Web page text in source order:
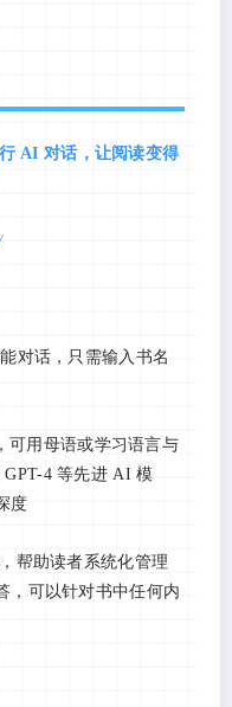
AI 对话，让阅读变得
对话，只需输入书名
可用母语或学习语言与
GPT-4 等先进 AI 模
度
帮助读者系统化管理
，可以针对书中任何内